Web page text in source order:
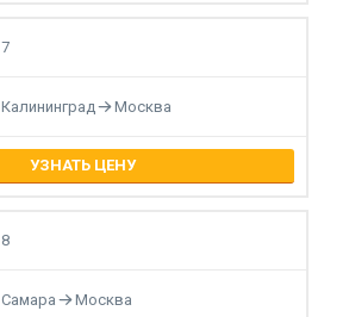
7
Калининград Москва
УЗНАТЬ ЦЕНУ
8
Самара Москва